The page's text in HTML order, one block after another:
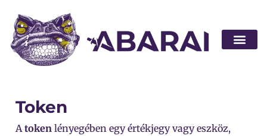
Token
A token lényegében egy értékjegy vagy eszköz,